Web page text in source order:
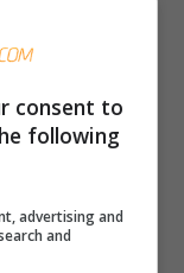
è
consent to
following
advertising and
and